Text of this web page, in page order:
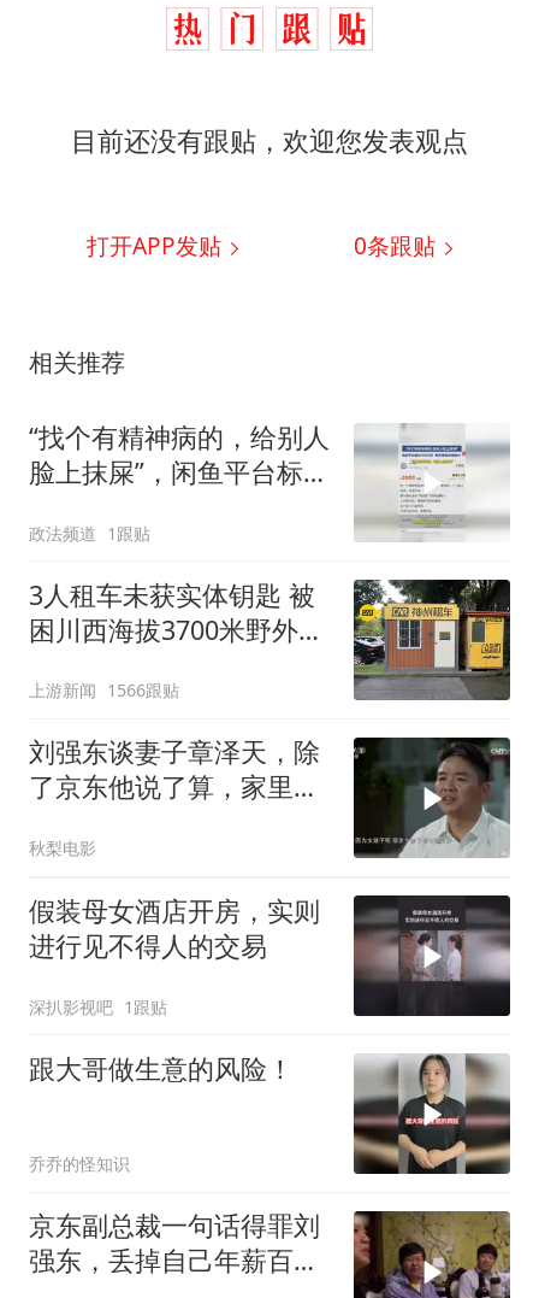
目前还没有跟贴，欢迎您发表观点
打开APP发贴 0条跟贴
相关推荐
“找个有精神病的，给别人
脸上抹屎”，闲鱼平台标价
会下架
政法频道 1跟贴
3人租车未获实体钥匙 被
困川西海拔3700米野外10
上游新闻 1566跟贴
刘强东谈妻子章泽天，除
了京东他说了算，家里都
秋梨电影
假装母女酒店开房，实则
进行见不得人的交易
深扒影视吧 1跟贴
跟大哥做生意的风险！
乔乔的怪知识
京东副总裁一句话得罪刘
强东，丢掉自己年薪百万